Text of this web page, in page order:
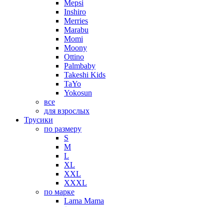
Mepsi
Inshiro
Merries
Marabu
Momi
Moony
Ottino
Palmbaby
Takeshi Kids
TaYo
Yokosun
все
для взрослых
Трусики
по размеру
S
M
L
XL
XXL
XXXL
по марке
Lama Mama